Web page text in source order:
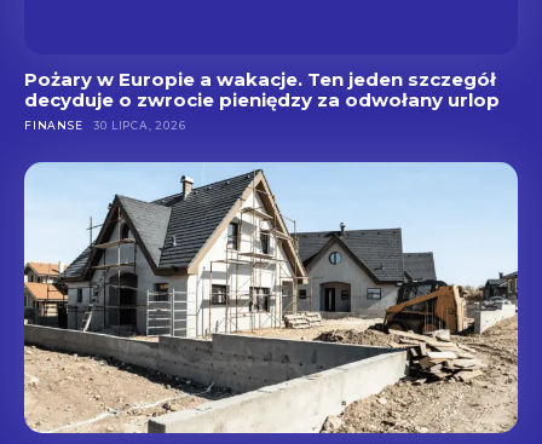
Pożary w Europie a wakacje. Ten jeden szczegół
decyduje o zwrocie pieniędzy za odwołany urlop
FINANSE 30 LIPCA, 2026